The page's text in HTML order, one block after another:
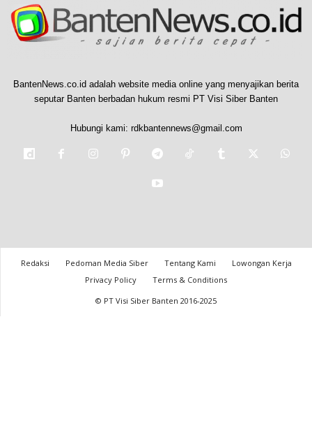
BantenNews.co.id adalah website media online yang menyajikan berita
seputar Banten berbadan hukum resmi PT Visi Siber Banten
Hubungi kami: rdkbantennews@gmail.com
Redaksi Pedoman Media Siber Tentang Kami
Lowongan Kerja
Privacy Policy
Terms & Conditions
© PT Visi Siber Banten 2016-2025